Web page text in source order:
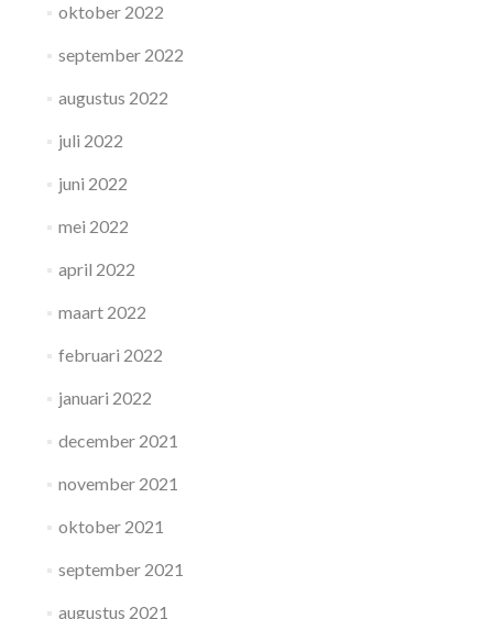
oktober 2022
september 2022
augustus 2022
juli 2022
juni 2022
mei 2022
april 2022
maart 2022
februari 2022
januari 2022
december 2021
november 2021
oktober 2021
september 2021
augustus 2021